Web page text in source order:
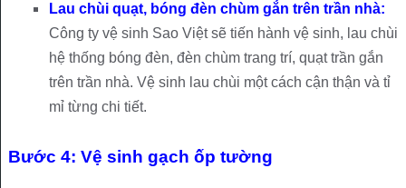
Lau chùi quạt, bóng đèn chùm gắn trên trần nhà:
Công ty vệ sinh Sao Việt sẽ tiến hành vệ sinh, lau chùi
hệ thống bóng đèn, đèn chùm trang trí, quạt trần gắn
trên trần nhà. Vệ sinh lau chùi một cách cận thận và tỉ
mỉ từng chi tiết.
Bước 4: Vệ sinh gạch ốp tường